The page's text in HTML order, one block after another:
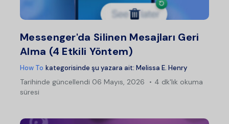
Messenger'da Silinen Mesajları Geri
Alma (4 Etkili Yöntem)
How To kategorisinde şu yazara ait: Melissa E. Henry
Tarihinde güncellendi 06 Mayıs, 2026
4 dk'lık okuma
süresi